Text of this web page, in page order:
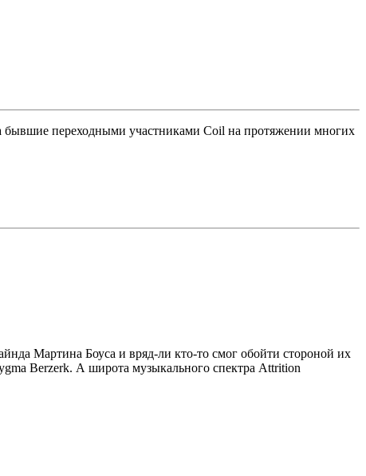
бывшие переходными участниками Coil на протяжении многих
Мартина Боуса и вряд-ли кто-то смог обойти стороной их
Berzerk. А широта музыкального спектра Attrition